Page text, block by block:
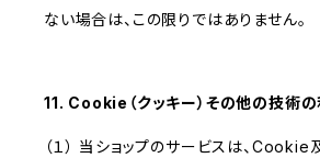
ない場合は、この限りではありません。
11. Cookie（クッキー）その他の技術
（１） 当ショップのサービスは、